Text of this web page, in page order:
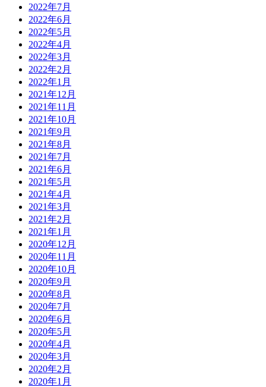
2022年7月
2022年6月
2022年5月
2022年4月
2022年3月
2022年2月
2022年1月
2021年12月
2021年11月
2021年10月
2021年9月
2021年8月
2021年7月
2021年6月
2021年5月
2021年4月
2021年3月
2021年2月
2021年1月
2020年12月
2020年11月
2020年10月
2020年9月
2020年8月
2020年7月
2020年6月
2020年5月
2020年4月
2020年3月
2020年2月
2020年1月